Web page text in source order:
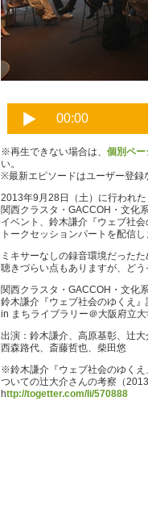
※再生できない場合は、 個別ペー
い。
※最新エピソードはユーザー登録
2013年9月28日（土）に行われた
関西クラスタ・GACCOH・文化
イベント、鈴木謙介『ウェブ社
トークセッションパートを配信し
ミキサーなしの録音環境だった
聴きづらい点もありますが、どう
関西クラスタ・GACCOH・文化
鈴木謙介『ウェブ社会のゆくえ』
in まちライブラリー＠大阪府立
出演：鈴木謙介、高原基彰、辻大
西森路代、斎藤哲也、柴田悠
※鈴木謙介『ウェブ社会のゆく
ついての辻大介さんの考察（
http://togetter.com/li/570888